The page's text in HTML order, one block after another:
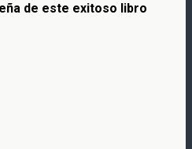
de este exitoso libro